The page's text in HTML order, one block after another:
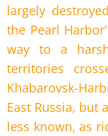
largely
the Pearl
way to a
territories
Khabarovsk-
East Russia, but
less known, as